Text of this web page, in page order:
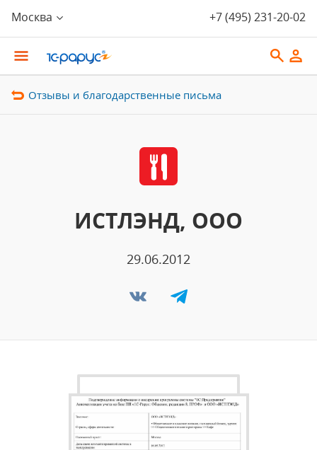
Москва +7 (495) 231-20-02
Отзывы и благодарственные письма
ИСТЛЭНД, ООО
29.06.2012